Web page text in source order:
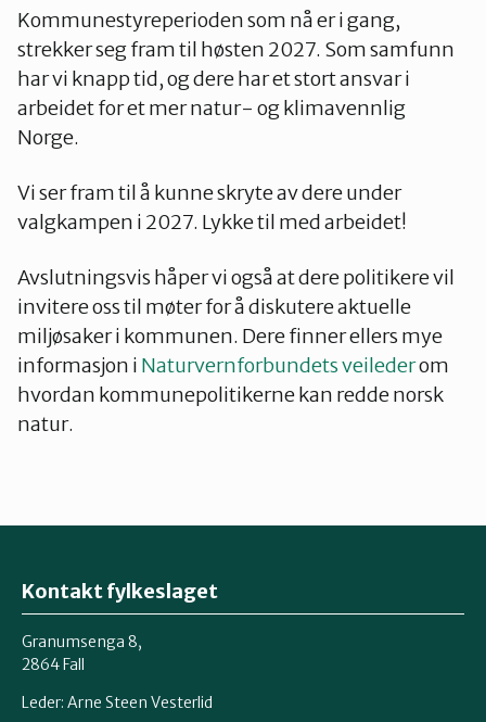
Kommunestyreperioden som nå er i gang,
strekker seg fram til høsten 2027. Som samfunn
har vi knapp tid, og dere har et stort ansvar i
arbeidet for et mer natur- og klimavennlig
Norge.
Vi ser fram til å kunne skryte av dere under
valgkampen i 2027. Lykke til med arbeidet!
Avslutningsvis håper vi også at dere politikere vil
invitere oss til møter for å diskutere aktuelle
miljøsaker i kommunen. Dere finner ellers mye
informasjon i Naturvernforbundets veilederom
hvordan kommunepolitikerne kan redde norsk
natur.
Kontakt fylkeslaget
Granumsenga 8,
2864 Fall
Leder: Arne Steen Vesterlid